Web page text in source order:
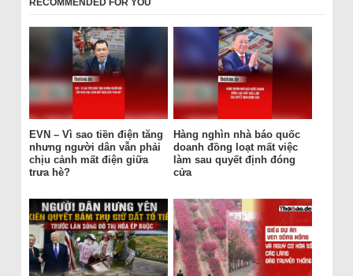
RECOMMENDED FOR YOU
EVN – Vì sao tiền điện tăng
nhưng người dân vẫn phải
chịu cảnh mất điện giữa
trưa hè?
Hàng nghìn nhà báo quốc
doanh đồng loạt mất việc
làm sau quyết định đóng
cửa